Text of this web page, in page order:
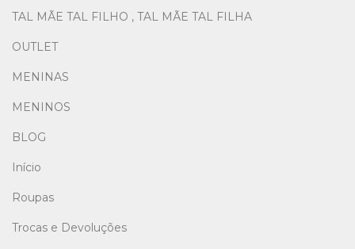
TAL MÃE TAL FILHO , TAL MÃE TAL FILHA
OUTLET
MENINAS
MENINOS
BLOG
Início
Roupas
Trocas e Devoluções